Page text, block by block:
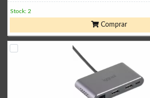
Stock: 2
Comprar